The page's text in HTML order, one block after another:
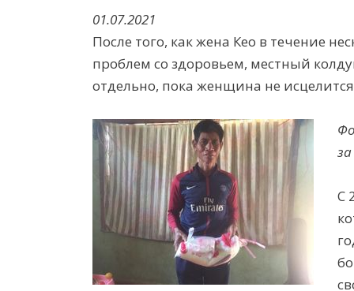
01.07.2021
После того, как жена Кео в течение
проблем со здоровьем, местный
отдельно, пока женщина не
С